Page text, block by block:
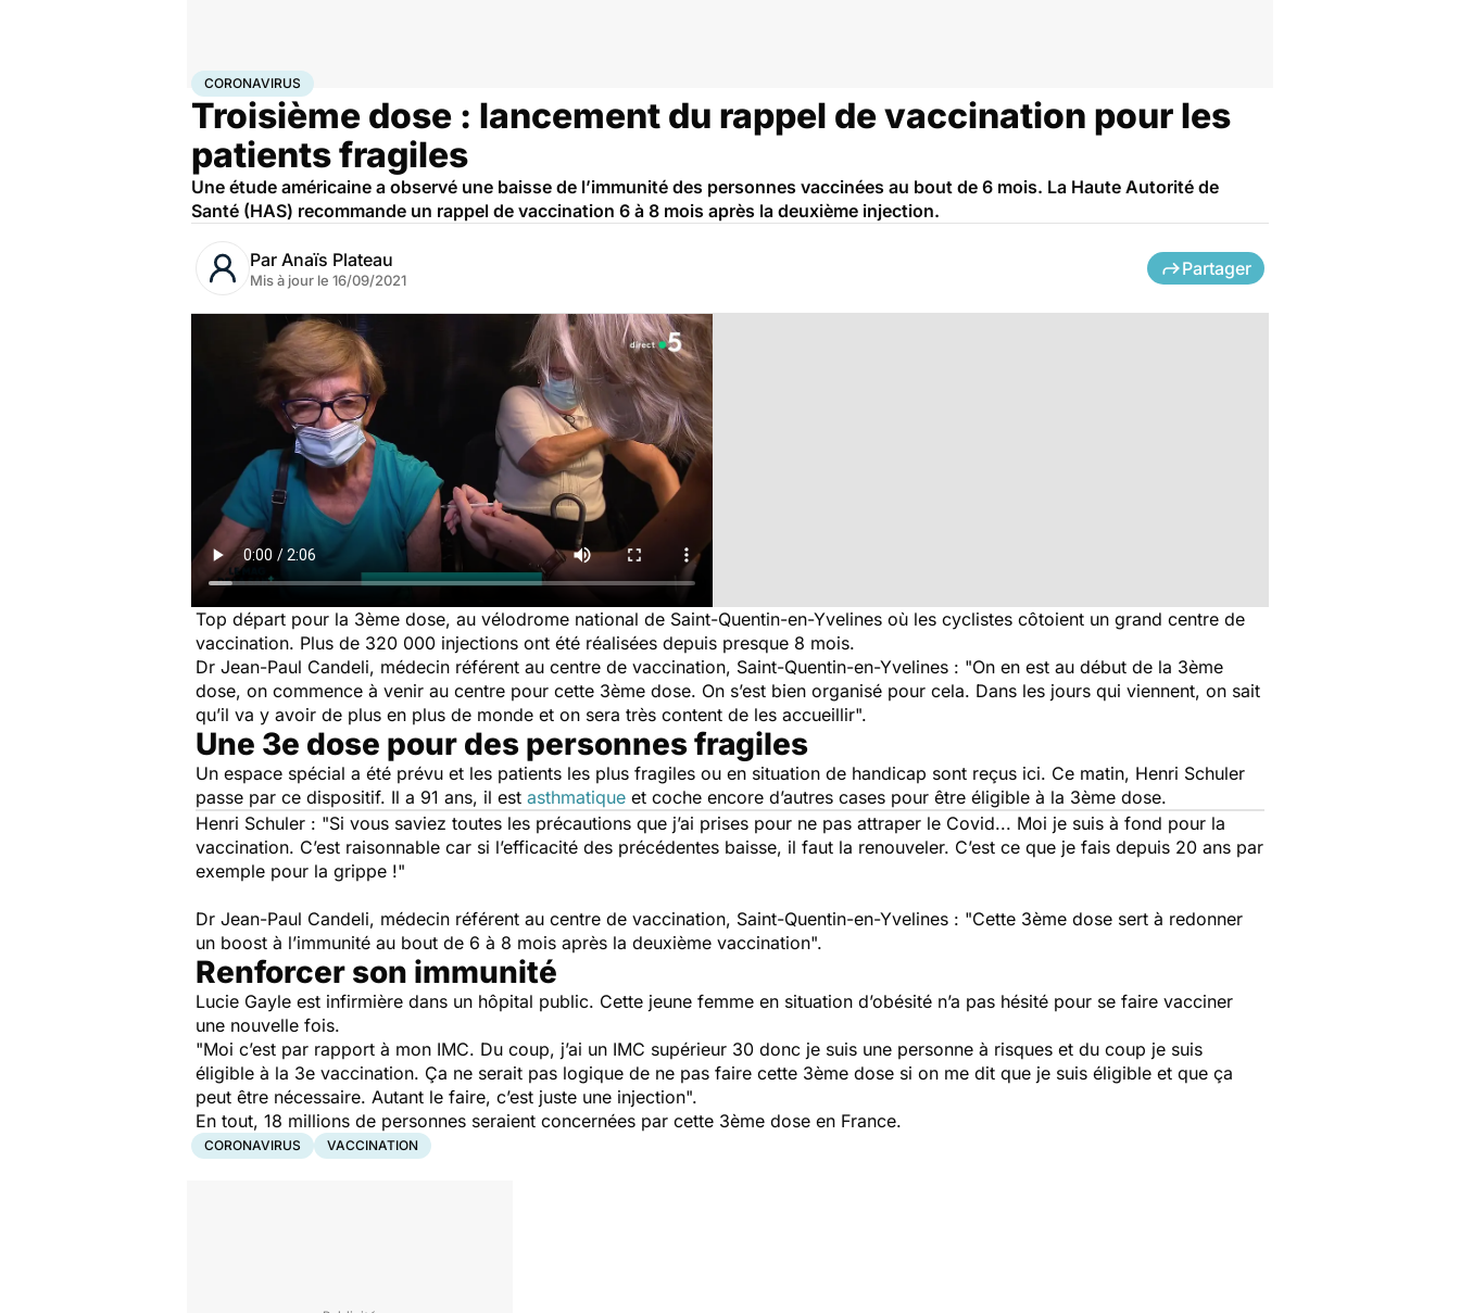
AccueilSantéMaladies
CORONAVIRUS
Troisième dose : lancement du rappel de vaccination pour les
patients fragiles
Une étude américaine a observé une baisse de l’immunité des personnes vaccinées au bout de 6 mois. La Haute Autorité de
Santé (HAS) recommande un rappel de vaccination 6 à 8 mois après la deuxième injection.
Par Anaïs Plateau
Mis à jour le 16/09/2021
Partager
Top départ pour la 3ème dose, au vélodrome national de Saint-Quentin-en-Yvelines où les cyclistes côtoient un grand centre de
vaccination. Plus de 320 000 injections ont été réalisées depuis presque 8 mois.
Dr Jean-Paul Candeli, médecin référent au centre de vaccination, Saint-Quentin-en-Yvelines : "On en est au début de la 3ème
dose, on commence à venir au centre pour cette 3ème dose. On s’est bien organisé pour cela. Dans les jours qui viennent, on sait
qu’il va y avoir de plus en plus de monde et on sera très content de les accueillir".
Une 3e dose pour des personnes fragiles
Un espace spécial a été prévu et les patients les plus fragiles ou en situation de handicap sont reçus ici. Ce matin, Henri Schuler
passe par ce dispositif. Il a 91 ans, il est asthmatique et coche encore d’autres cases pour être éligible à la 3ème dose.
Henri Schuler : "Si vous saviez toutes les précautions que j’ai prises pour ne pas attraper le Covid... Moi je suis à fond pour la
vaccination. C’est raisonnable car si l’efficacité des précédentes baisse, il faut la renouveler. C’est ce que je fais depuis 20 ans par
exemple pour la grippe !"
Dr Jean-Paul Candeli, médecin référent au centre de vaccination, Saint-Quentin-en-Yvelines : "Cette 3ème dose sert à redonner
un boost à l’immunité au bout de 6 à 8 mois après la deuxième vaccination".
Renforcer son immunité
Lucie Gayle est infirmière dans un hôpital public. Cette jeune femme en situation d’obésité n’a pas hésité pour se faire vacciner
une nouvelle fois.
"Moi c’est par rapport à mon IMC. Du coup, j’ai un IMC supérieur 30 donc je suis une personne à risques et du coup je suis
éligible à la 3e vaccination. Ça ne serait pas logique de ne pas faire cette 3ème dose si on me dit que je suis éligible et que ça
peut être nécessaire. Autant le faire, c’est juste une injection".
En tout, 18 millions de personnes seraient concernées par cette 3ème dose en France.
CORONAVIRUS VACCINATION